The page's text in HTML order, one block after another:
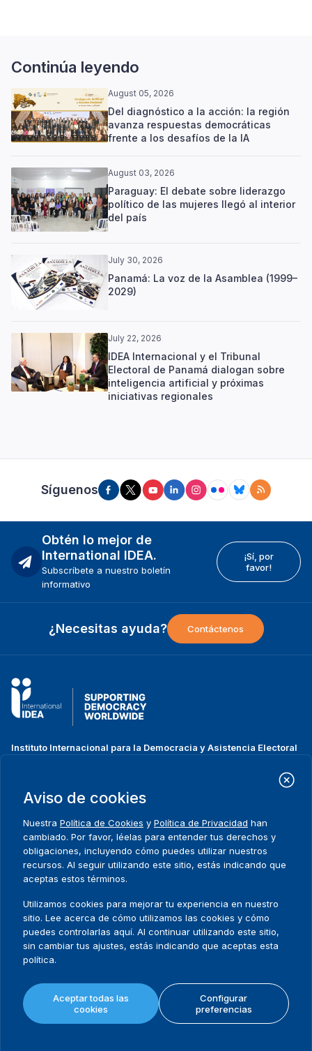
Continúa leyendo
August 05, 2026
Del diagnóstico a la acción: la región
avanza respuestas democráticas
frente a los desafíos de la IA
August 03, 2026
Paraguay: El debate sobre liderazgo
político de las mujeres llegó al interior
del país
July 30, 2026
Panamá: La voz de la Asamblea (1999–
2029)
July 22, 2026
IDEA Internacional y el Tribunal
Electoral de Panamá dialogan sobre
inteligencia artificial y próximas
iniciativas regionales
Síguenos
Obtén lo mejor de
International IDEA.
Subscríbete a nuestro boletín
informativo
¡Sí, por
favor!
¿Necesitas ayuda? Contáctenos
Instituto Internacional para la Democracia y Asistencia Electoral
Strömsborgsbron 1
SE-103 34 Estocolmo
+46 8 698 37 00
Footer
menu
Inicio
Sobre nosotros
Dónde trabajamos
Publicaciones
Datos y herramientas
Projectos
Prensa
Contact
Release Agreement Form
Términos y condiciones
Política de privacidad
Mapa del sitio
Aviso de cookies
Nuestra Política de Cookies y Política de Privacidad han
cambiado. Por favor, léelas para entender tus derechos y
obligaciones, incluyendo cómo puedes utilizar nuestros
recursos. Al seguir utilizando este sitio, estás indicando que
aceptas estos términos.
Utilizamos cookies para mejorar tu experiencia en nuestro
sitio. Lee acerca de cómo utilizamos las cookies y cómo
puedes controlarlas aquí. Al continuar utilizando este sitio,
sin cambiar tus ajustes, estás indicando que aceptas esta
política.
Aceptar todas las
cookies
Configurar
preferencias